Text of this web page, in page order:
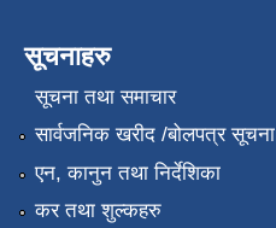
सूचनाहरु
सूचना तथा समाचार
सार्वजनिक खरीद /बोलपत्र सूचना
एन, कानुन तथा निर्देशिका
कर तथा शुल्कहरु